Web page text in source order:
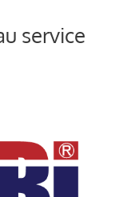
service